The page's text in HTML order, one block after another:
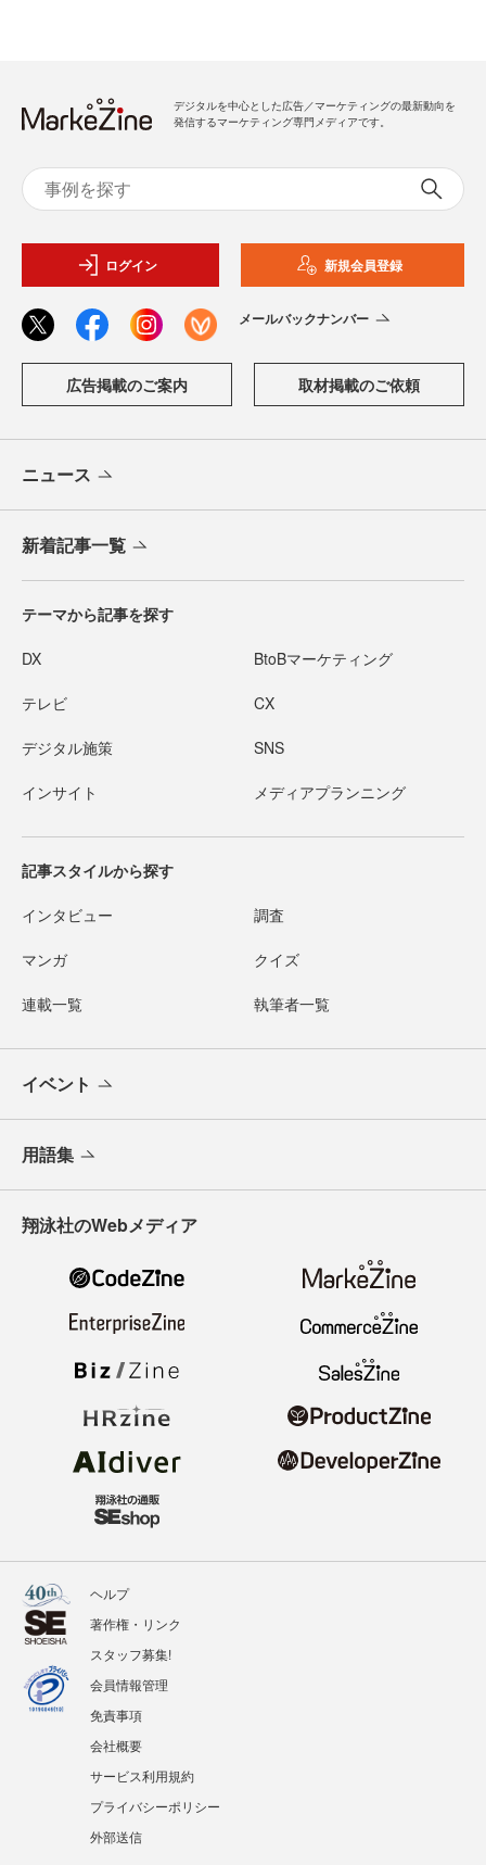
デジタルを中心とした広告／マーケティングの最新動向を
発信するマーケティング専門メディアです。
ログイン 新規会員登録
メールバックナンバー
広告掲載のご案内 取材掲載のご依頼
ニュース
新着記事一覧
テーマから記事を探す
DX BtoBマーケティング
テレビ CX
デジタル施策 SNS
インサイト メディアプランニング
記事スタイルから探す
インタビュー 調査
マンガ クイズ
連載一覧 執筆者一覧
イベント
用語集
翔泳社のWebメディア
ヘルプ
著作権・リンク
スタッフ募集!
会員情報管理
免責事項
会社概要
サービス利用規約
プライバシーポリシー
外部送信